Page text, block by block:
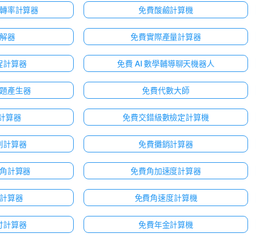
率計算器 免費酸鹼計算機
器 免費實際產量計算器
計算器 免費 AI 數學輔導聊天機器人
產生器 免費代數大師
算器 免費交錯級數檢定計算機
計算器 免費攤銷計算器
計算器 免費角加速度計算器
算器 免費角速度計算機
計算器 免費年金計算機